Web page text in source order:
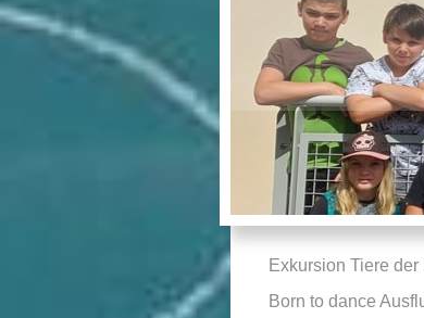
Exkursion Tiere der
Born to dance